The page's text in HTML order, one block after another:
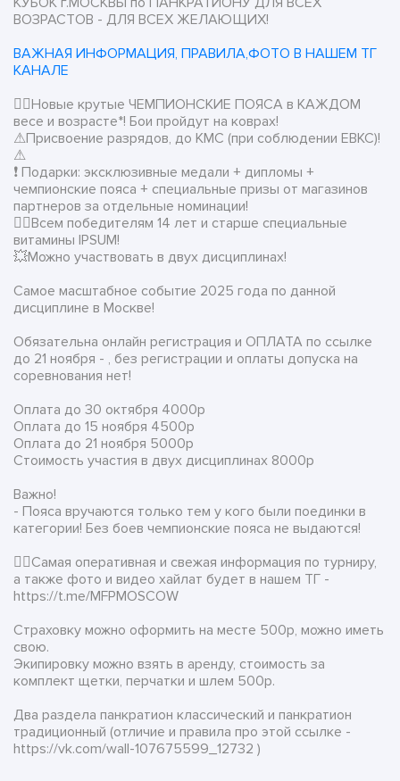
ВОЗРАСТОВ - ДЛЯ ВСЕХ ЖЕЛАЮЩИХ!
ВАЖНАЯ ИНФОРМАЦИЯ, ПРАВИЛА,ФОТО В НАШЕМ ТГ
КАНАЛЕ
👉🏻Новые крутые ЧЕМПИОНСКИЕ ПОЯСА в КАЖДОМ
весе и возрасте*! Бои пройдут на коврах!
⚠Присвоение разрядов, до КМС (при соблюдении ЕВКС)!
⚠
❗ Подарки: эксклюзивные медали + дипломы +
чемпионские пояса + специальные призы от магазинов
партнеров за отдельные номинации!
👉🏻Всем победителям 14 лет и старше специальные
витамины IPSUM!
💥Можно участвовать в двух дисциплинах!
Самое масштабное событие 2025 года по данной
дисциплине в Москве!
Обязательна онлайн регистрация и ОПЛАТА по ссылке
до 21 ноября - , без регистрации и оплаты допуска на
соревнования нет!
Оплата до 30 октября 4000р
Оплата до 15 ноября 4500р
Оплата до 21 ноября 5000р
Стоимость участия в двух дисциплинах 8000р
Важно!
- Пояса вручаются только тем у кого были поединки в
категории! Без боев чемпионские пояса не выдаются!
👉🏻Самая оперативная и свежая информация по турниру,
а также фото и видео хайлат будет в нашем ТГ -
https://t.me/MFPMOSCOW
Страховку можно оформить на месте 500р, можно иметь
свою.
Экипировку можно взять в аренду, стоимость за
комплект щетки, перчатки и шлем 500р.
Два раздела панкратион классический и панкратион
традиционный (отличие и правила про этой ссылке -
https://vk.com/wall-107675599_12732 )